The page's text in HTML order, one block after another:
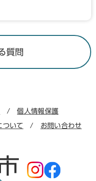
質問
個人情報保護
ついて お問い合わせ